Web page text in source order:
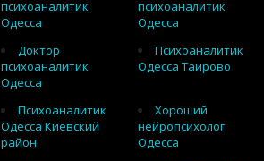
психоаналитик
Одесса
психоаналитик
Одесса
Доктор
психоаналитик
Одесса
Психоаналитик
Одесса Таирово
Психоаналитик
Одесса Киевский
район
Хороший
нейропсихолог
Одесса